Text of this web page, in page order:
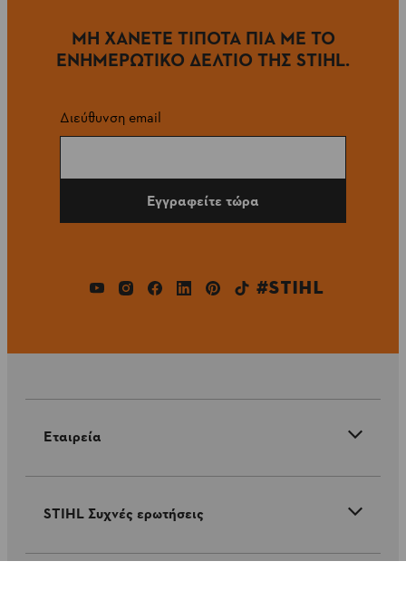
ΜΗ ΧΑΝΕΤΕ ΤΙΠΟΤΑ ΠΙΑ ΜΕ ΤΟ
ΕΝΗΜΕΡΩΤΙΚΟ ΔΕΛΤΙΟ ΤΗΣ STIHL.
Διεύθυνση email
Εγγραφείτε τώρα
#STIHL
Εταιρεία
STIHL Συχνές ερωτήσεις